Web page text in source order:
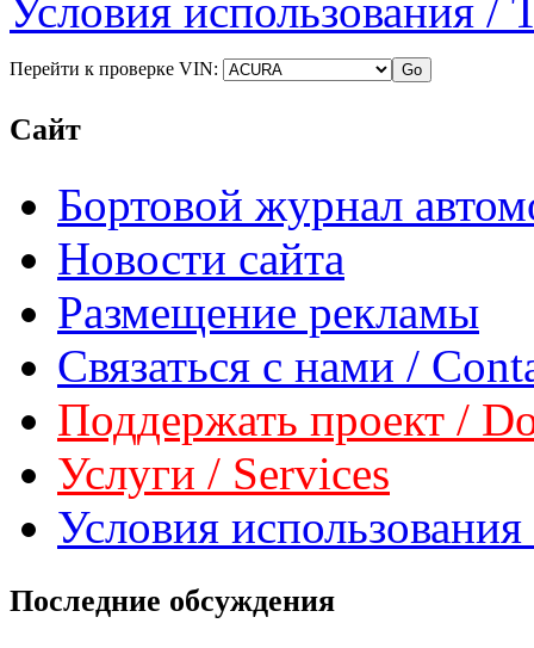
Условия использования /
Перейти к проверке VIN:
Сайт
Бортовой журнал
Новости сайта
Размещение рекламы
Связаться с нами /
Поддержать проект /
Услуги / Services
Условия
Последние обсуждения